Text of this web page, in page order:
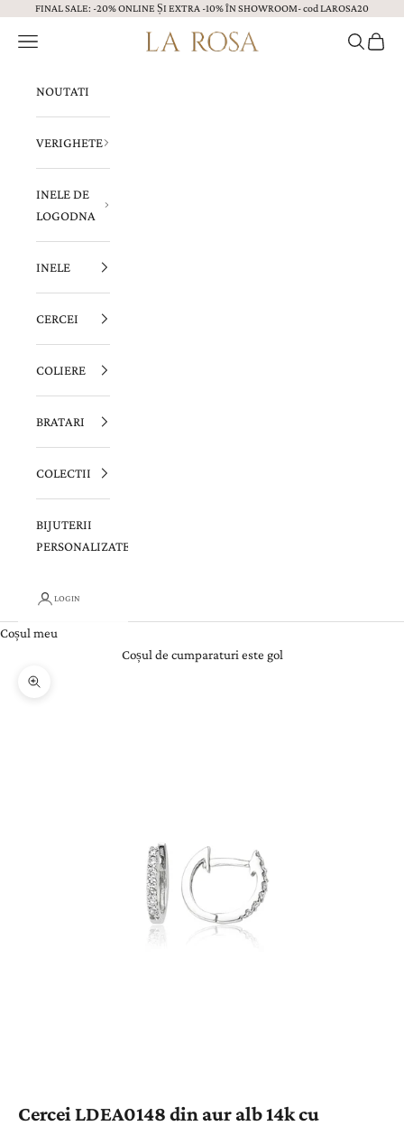
Sari la continut
FINAL SALE: -20% ONLINE ȘI EXTRA -10% ÎN SHOWROOM- cod LAROSA20
Bijuterii LA ROSA
Menu CautăCoș
NOUTATI
VERIGHETE
INELE DE
LOGODNA
INELE
CERCEI
COLIERE
BRATARI
COLECTII
BIJUTERII
PERSONALIZATE
LOGIN
Coșul meu
Coșul de cumparaturi este gol
Zoom
Cercei LDEA0148 din aur alb 14k cu